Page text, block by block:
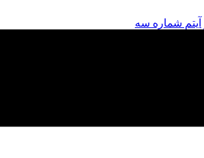
آیتم شماره سه